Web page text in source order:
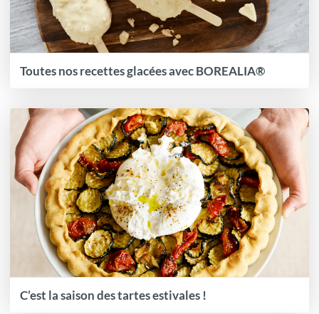
Toutes nos recettes glacées avec BOREALIA®
C’est la saison des tartes estivales !